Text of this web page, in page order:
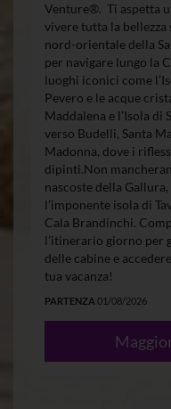
Venture®. Ti aspetta
vivere tutta la bellezza
nord-orientale della
per navigare lungo la
luoghi iconici come
Pevero e le acque
Maddalena e l’Isola di
verso Budelli, Santa
Madonna, dove i
dipinti.Non
nascoste della
l’imponente isola di
Cala Brandinchi.
l’itinerario giorno per
delle cabine e
tua vacanza!
PARTENZA 01/08/2026